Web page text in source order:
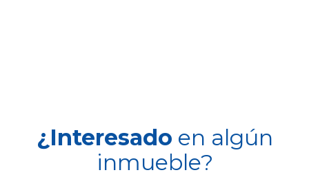
¿Interesado en algún
inmueble?